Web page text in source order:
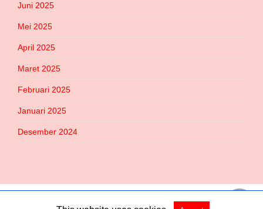
Juni 2025
Mei 2025
April 2025
Maret 2025
Februari 2025
Januari 2025
Desember 2024
Copyright @ 2026 Habered All Rights Reserved